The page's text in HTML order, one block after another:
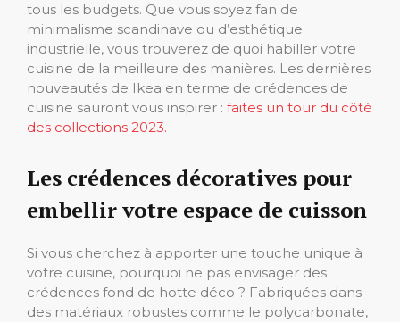
tous les budgets. Que vous soyez fan de
minimalisme scandinave ou d’esthétique
industrielle, vous trouverez de quoi habiller votre
cuisine de la meilleure des manières. Les dernières
nouveautés de Ikea en terme de crédences de
cuisine sauront vous inspirer : faites un tour du côté
des collections 2023.
Les crédences décoratives pour
embellir votre espace de cuisson
Si vous cherchez à apporter une touche unique à
votre cuisine, pourquoi ne pas envisager des
crédences fond de hotte déco ? Fabriquées dans
des matériaux robustes comme le polycarbonate,